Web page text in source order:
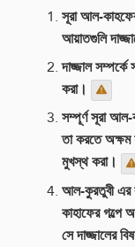
সূরা আল-
আয়াতগুলি
দাজ্জাল
করা।
সম্পূর্ণ সূরা
তা করতে
মুখস্থ করা।
আল-কুরতুবী এর
কাহাফের গল্পে
সে দাজ্জালের